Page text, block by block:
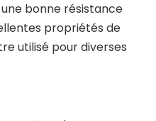
bonne résistance
propriétés de
utilisé pour diverses